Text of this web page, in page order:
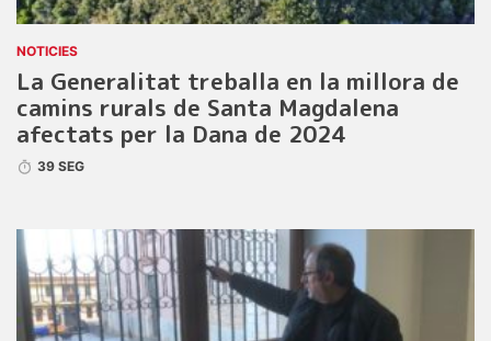
NOTICIES
La Generalitat treballa en la millora de
camins rurals de Santa Magdalena
afectats per la Dana de 2024
39 SEG